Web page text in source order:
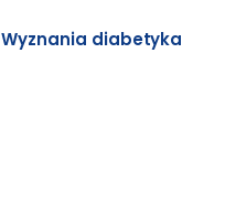
Wyznania diabetyka